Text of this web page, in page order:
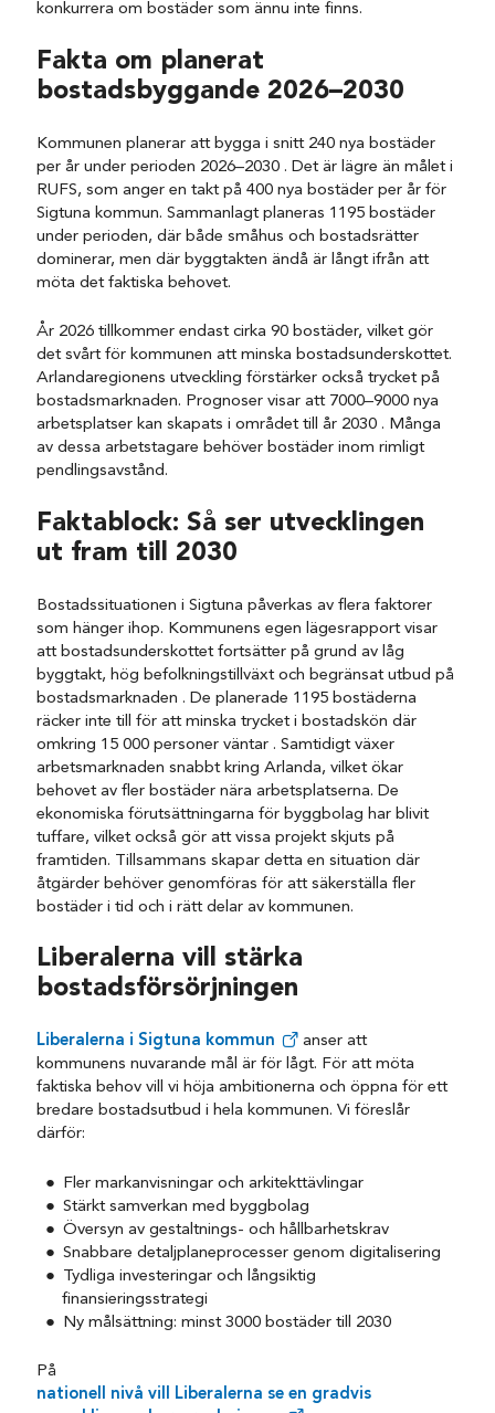
konkurrera om bostäder som ännu inte finns.
Fakta om planerat
bostadsbyggande 2026–2030
Kommunen planerar att bygga i snitt 240 nya bostäder
per år under perioden 2026–2030 . Det är lägre än målet i
RUFS, som anger en takt på 400 nya bostäder per år för
Sigtuna kommun. Sammanlagt planeras 1195 bostäder
under perioden, där både småhus och bostadsrätter
dominerar, men där byggtakten ändå är långt ifrån att
möta det faktiska behovet.
År 2026 tillkommer endast cirka 90 bostäder, vilket gör
det svårt för kommunen att minska bostadsunderskottet.
Arlandaregionens utveckling förstärker också trycket på
bostadsmarknaden. Prognoser visar att 7000–9000 nya
arbetsplatser kan skapats i området till år 2030 . Många
av dessa arbetstagare behöver bostäder inom rimligt
pendlingsavstånd.
Faktablock: Så ser utvecklingen
ut fram till 2030
Bostadssituationen i Sigtuna påverkas av flera faktorer
som hänger ihop. Kommunens egen lägesrapport visar
att bostadsunderskottet fortsätter på grund av låg
byggtakt, hög befolkningstillväxt och begränsat utbud på
bostadsmarknaden . De planerade 1195 bostäderna
räcker inte till för att minska trycket i bostadskön där
omkring 15 000 personer väntar . Samtidigt växer
arbetsmarknaden snabbt kring Arlanda, vilket ökar
behovet av fler bostäder nära arbetsplatserna. De
ekonomiska förutsättningarna för byggbolag har blivit
tuffare, vilket också gör att vissa projekt skjuts på
framtiden. Tillsammans skapar detta en situation där
åtgärder behöver genomföras för att säkerställa fler
bostäder i tid och i rätt delar av kommunen.
Liberalerna vill stärka
bostadsförsörjningen
Liberalerna i Sigtuna kommun
anser att
kommunens nuvarande mål är för lågt. För att möta
faktiska behov vill vi höja ambitionerna och öppna för ett
bredare bostadsutbud i hela kommunen. Vi föreslår
därför:
Fler markanvisningar och arkitekttävlingar
Stärkt samverkan med byggbolag
Översyn av gestaltnings- och hållbarhetskrav
Snabbare detaljplaneprocesser genom digitalisering
Tydliga investeringar och långsiktig
finansieringsstrategi
Ny målsättning: minst 3000 bostäder till 2030
På
nationell nivå vill Liberalerna se en gradvis